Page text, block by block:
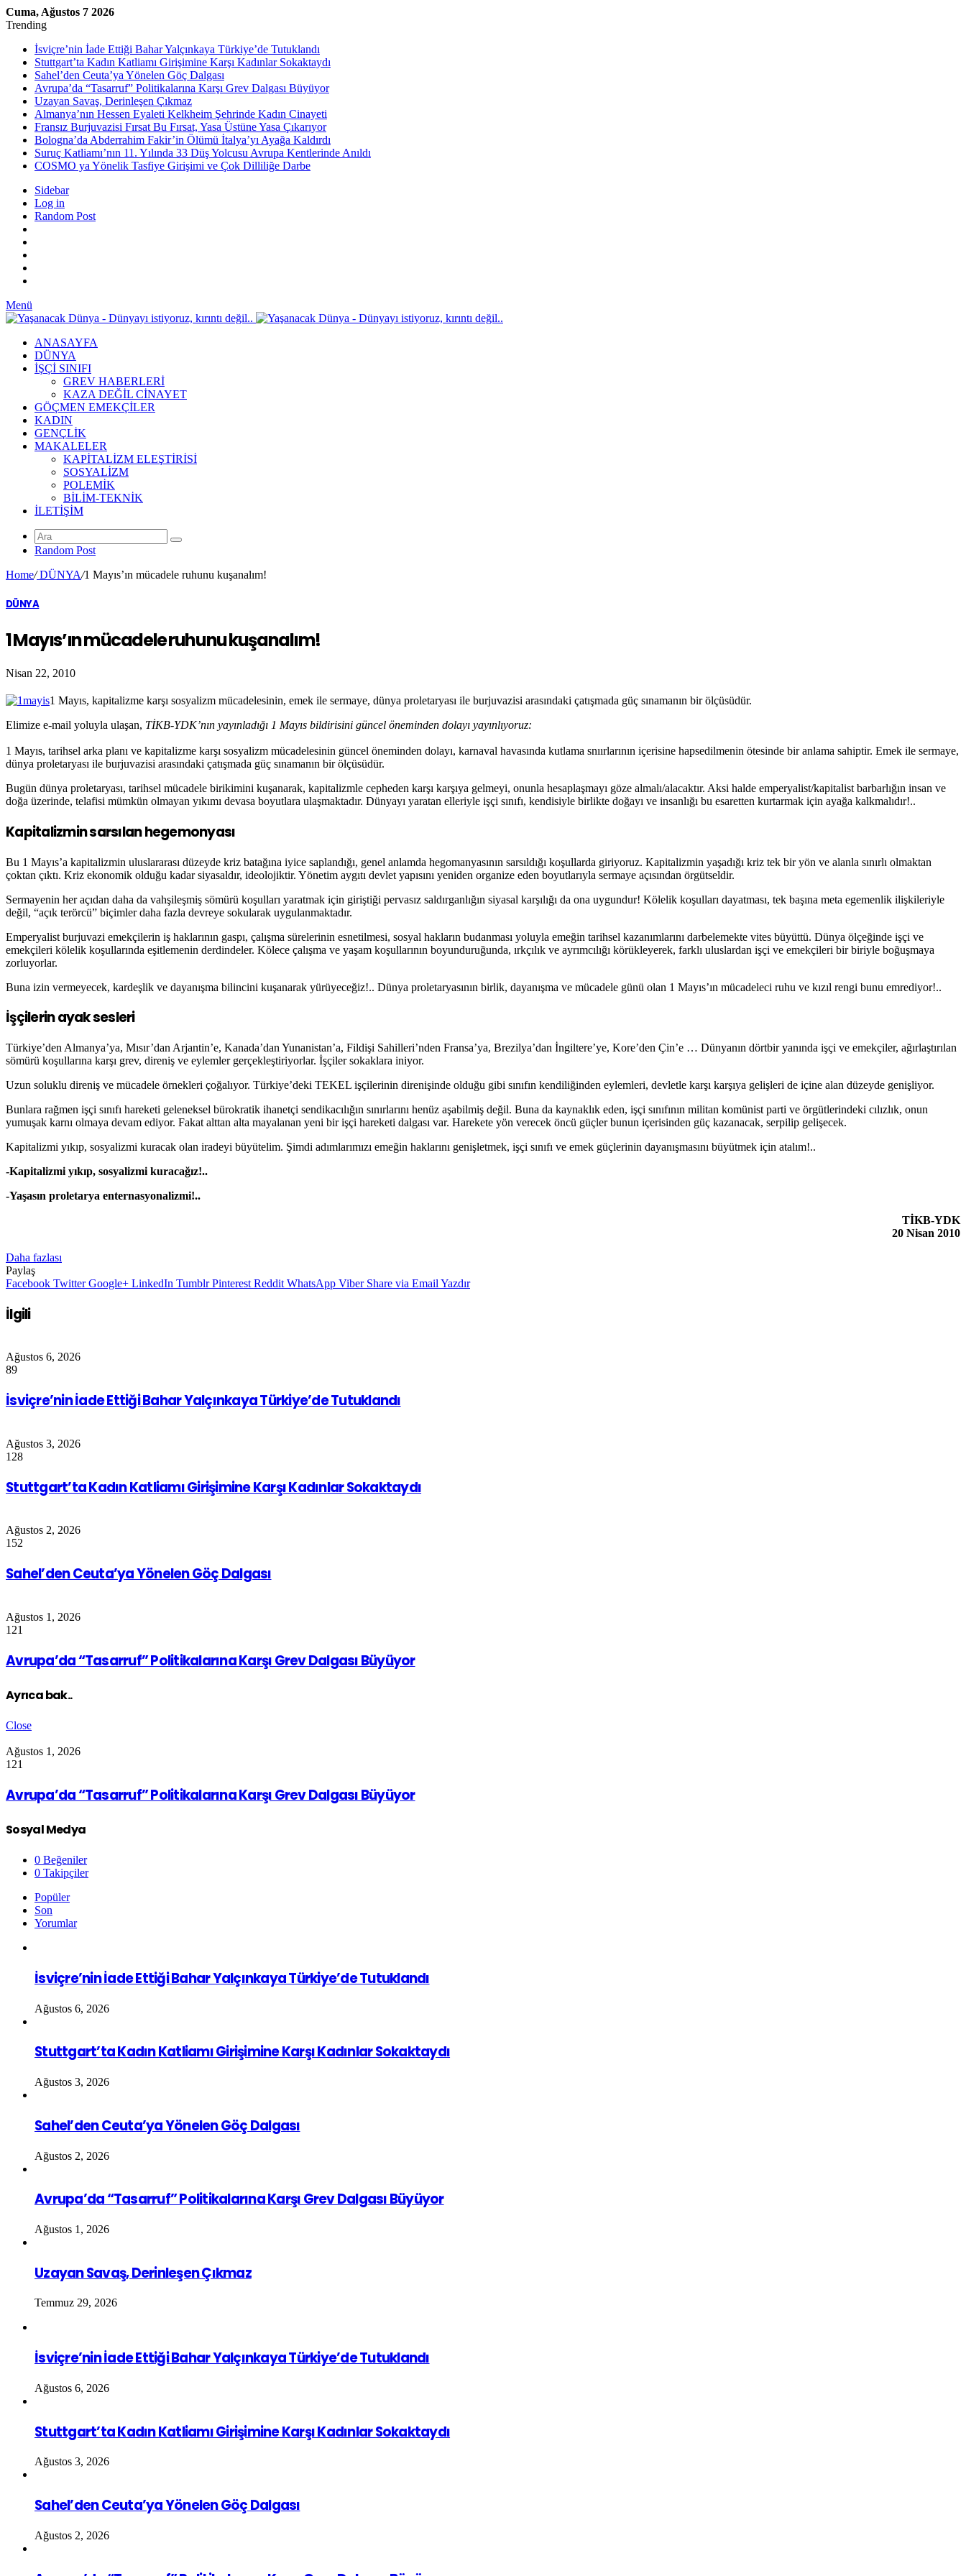
Cuma, Ağustos 7 2026
Trending
İsviçre’nin İade Ettiği Bahar Yalçınkaya Türkiye’de Tutuklandı
Stuttgart’ta Kadın Katliamı Girişimine Karşı Kadınlar Sokaktaydı
Sahel’den Ceuta’ya Yönelen Göç Dalgası
Avrupa’da “Tasarruf” Politikalarına Karşı Grev Dalgası Büyüyor
Uzayan Savaş, Derinleşen Çıkmaz
Almanya’nın Hessen Eyaleti Kelkheim Şehrinde Kadın Cinayeti
Fransız Burjuvazisi Fırsat Bu Fırsat, Yasa Üstüne Yasa Çıkarıyor
Bologna’da Abderrahim Fakir’in Ölümü İtalya’yı Ayağa Kaldırdı
Suruç Katliamı’nın 11. Yılında 33 Düş Yolcusu Avrupa Kentlerinde Anıldı
COSMO ya Yönelik Tasfiye Girişimi ve Çok Dilliliğe Darbe
Sidebar
Log in
Random Post
Menü
ANASAYFA
DÜNYA
İŞÇİ SINIFI
GREV HABERLERİ
KAZA DEĞİL CİNAYET
GÖÇMEN EMEKÇİLER
KADIN
GENÇLİK
MAKALELER
KAPİTALİZM ELEŞTİRİSİ
SOSYALİZM
POLEMİK
BİLİM-TEKNİK
ILETIŞIM
Random Post
Home/DÜNYA/1 Mayıs’ın mücadele ruhunu kuşanalım!
DÜNYA
1 Mayıs’ın mücadele ruhunu kuşanalım!
Nisan 22, 2010
1 Mayıs, kapitalizme karşı sosyalizm mücadelesinin, emek ile sermaye, dünya proletaryası ile burjuvazisi arasındaki çatışmada güç sınamanın bir ölçüsüdür.
Elimize e-mail yoluyla ulaşan, TİKB-YDK’nın yayınladığı 1 Mayıs bildirisini güncel öneminden dolayı yayınlıyoruz:
1 Mayıs, tarihsel arka planı ve kapitalizme karşı sosyalizm mücadelesinin güncel öneminden dolayı, karnaval havasında kutlama snıırlarının içerisine hapsedilmenin ötesinde bir anlama sahiptir. Emek ile sermaye,
dünya proletaryası ile burjuvazisi arasındaki çatışmada güç sınamanın bir ölçüsüdür.
Bugün dünya proletaryası, tarihsel mücadele birikimini kuşanarak, kapitalizmle cepheden karşı karşıya gelmeyi, onunla hesaplaşmayı göze almalı/alacaktır. Aksi halde emperyalist/kapitalist barbarlığın insan ve
doğa üzerinde, telafisi mümkün olmayan yıkımı devasa boyutlara ulaşmaktadır. Dünyayı yaratan elleriyle işçi sınıfı, kendisiyle birlikte doğayı ve insanlığı bu esaretten kurtarmak için ayağa kalkmalıdır!..
Kapitalizmin sarsılan hegemonyası
Bu 1 Mayıs’a kapitalizmin uluslararası düzeyde kriz batağına iyice saplandığı, genel anlamda hegomanyasının sarsıldığı koşullarda giriyoruz. Kapitalizmin yaşadığı kriz tek bir yön ve alanla sınırlı olmaktan
çoktan çıktı. Kriz ekonomik olduğu kadar siyasaldır, ideolojiktir. Yönetim aygıtı devlet yapısını yeniden organize eden boyutlarıyla sermaye açısından örgütseldir.
Sermayenin her açıdan daha da vahşileşmiş sömürü koşulları yaratmak için giriştiği pervasız saldırganlığın siyasal karşılığı da ona uygundur! Kölelik koşulları dayatması, tek başına meta egemenlik ilişkileriyle
değil, “açık terörcü” biçimler daha fazla devreye sokularak uygulanmaktadır.
Emperyalist burjuvazi emekçilerin iş haklarının gaspı, çalışma sürelerinin esnetilmesi, sosyal hakların budanması yoluyla emeğin tarihsel kazanımlarını darbelemekte vites büyüttü. Dünya ölçeğinde işçi ve
emekçileri kölelik koşullarında eşitlemenin derdindeler. Kölece çalışma ve yaşam koşullarının boyunduruğunda, ırkçılık ve ayrımcılığı körükleyerek, farklı uluslardan işçi ve emekçileri bir biriyle boğuşmaya
zorluyorlar.
Buna izin vermeyecek, kardeşlik ve dayanışma bilincini kuşanarak yürüyeceğiz!.. Dünya proletaryasının birlik, dayanışma ve mücadele günü olan 1 Mayıs’ın mücadeleci ruhu ve kızıl rengi bunu emrediyor!..
İşçilerin ayak sesleri
Türkiye’den Almanya’ya, Mısır’dan Arjantin’e, Kanada’dan Yunanistan’a, Fildişi Sahilleri’nden Fransa’ya, Brezilya’dan İngiltere’ye, Kore’den Çin’e … Dünyanın dörtbir yanında işçi ve emekçiler, ağırlaştırılan
sömürü koşullarına karşı grev, direniş ve eylemler gerçekleştiriyorlar. İşçiler sokaklara iniyor.
Uzun soluklu direniş ve mücadele örnekleri çoğalıyor. Türkiye’deki TEKEL işçilerinin direnişinde olduğu gibi sınıfın kendiliğinden eylemleri, devletle karşı karşıya gelişleri de içine alan düzeyde genişliyor.
Bunlara rağmen işçi sınıfı hareketi geleneksel bürokratik ihanetçi sendikacılığın sınırlarını henüz aşabilmiş değil. Buna da kaynaklık eden, işçi sınıfının militan komünist parti ve örgütlerindeki cılızlık, onun
yumuşak karnı olmaya devam ediyor. Fakat alttan alta mayalanan yeni bir işçi hareketi dalgası var. Harekete yön verecek öncü güçler bunun içerisinden güç kazanacak, serpilip gelişecek.
Kapitalizmi yıkıp, sosyalizmi kuracak olan iradeyi büyütelim. Şimdi adımlarımızı emeğin haklarını genişletmek, işçi sınıfı ve emek güçlerinin dayanışmasını büyütmek için atalım!..
-Kapitalizmi yıkıp, sosyalizmi kuracağız!..
-Yaşasın proletarya enternasyonalizmi!..
TİKB-YDK
20 Nisan 2010
Daha fazlası
Paylaş
Facebook Twitter Google+ LinkedIn Tumblr Pinterest Reddit WhatsApp Viber Share via Email Yazdır
İlgili
Ağustos 6, 2026
89
İsviçre’nin İade Ettiği Bahar Yalçınkaya Türkiye’de Tutuklandı
Ağustos 3, 2026
128
Stuttgart’ta Kadın Katliamı Girişimine Karşı Kadınlar Sokaktaydı
Ağustos 2, 2026
152
Sahel’den Ceuta’ya Yönelen Göç Dalgası
Ağustos 1, 2026
121
Avrupa’da “Tasarruf” Politikalarına Karşı Grev Dalgası Büyüyor
Ayrıca bak..
Close
Ağustos 1, 2026
121
Avrupa’da “Tasarruf” Politikalarına Karşı Grev Dalgası Büyüyor
Sosyal Medya
0 Beğeniler
0 Takipçiler
Popüler
Son
Yorumlar
İsviçre’nin İade Ettiği Bahar Yalçınkaya Türkiye’de Tutuklandı
Ağustos 6, 2026
Stuttgart’ta Kadın Katliamı Girişimine Karşı Kadınlar Sokaktaydı
Ağustos 3, 2026
Sahel’den Ceuta’ya Yönelen Göç Dalgası
Ağustos 2, 2026
Avrupa’da “Tasarruf” Politikalarına Karşı Grev Dalgası Büyüyor
Ağustos 1, 2026
Uzayan Savaş, Derinleşen Çıkmaz
Temmuz 29, 2026
İsviçre’nin İade Ettiği Bahar Yalçınkaya Türkiye’de Tutuklandı
Ağustos 6, 2026
Stuttgart’ta Kadın Katliamı Girişimine Karşı Kadınlar Sokaktaydı
Ağustos 3, 2026
Sahel’den Ceuta’ya Yönelen Göç Dalgası
Ağustos 2, 2026